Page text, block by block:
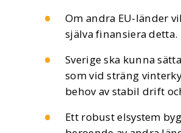
Om andra EU-länder
själva finansiera detta.
Sverige ska kunna
som vid sträng
behov av stabil drift
Ett robust elsystem